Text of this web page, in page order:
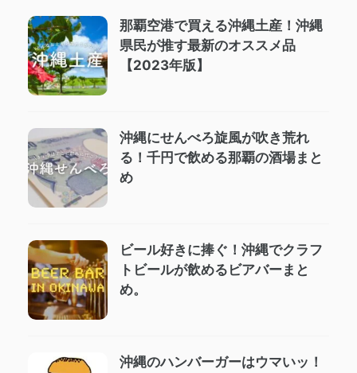
那覇空港で買える沖縄土産！沖縄
県民が推す最新のオススメ品
【2023年版】
沖縄にせんべろ旋風が吹き荒れ
る！千円で飲める那覇の酒場まと
め
ビール好きに捧ぐ！沖縄でクラフ
トビールが飲めるビアバーまと
め。
沖縄のハンバーガーはウマいッ！